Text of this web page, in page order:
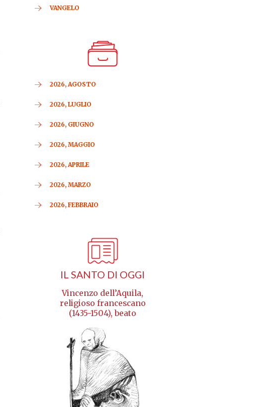
VANGELO
2026, AGOSTO
2026, LUGLIO
2026, GIUGNO
2026, MAGGIO
2026, APRILE
2026, MARZO
2026, FEBBRAIO
IL SANTO DI OGGI
Vincenzo dell’Aquila,
religioso francescano
(1435-1504), beato